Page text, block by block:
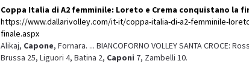
Coppa Italia di A2 femminile: Loreto e Crema conquistano la
https://www.dallarivolley.com/it-it/coppa-italia-di-a2-femminile-
finale.aspx
Alikaj, Capone, Fornara. ... BIANCOFORNO VOLLEY SANTA CROCE:
Brussa 25, Liguori 4, Batina 2, Caponi 7, Zambelli 10.